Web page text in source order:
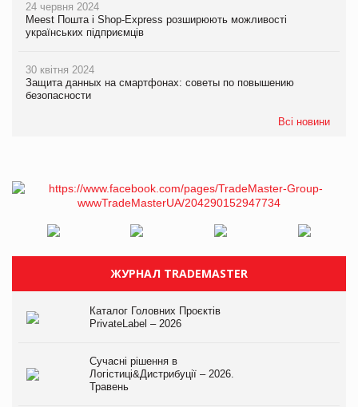
24 червня 2024
Meest Пошта і Shop-Express розширюють можливості
українських підприємців
30 квітня 2024
Защита данных на смартфонах: советы по повышению
безопасности
Всі новини
ЖУРНАЛ TRADEMASTER
Каталог Головних Проєктів
PrivateLabel – 2026
Сучасні рішення в
Логістиці&Дистрибуції – 2026.
Травень